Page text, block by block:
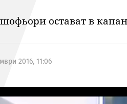
остават в
2016, 11:06